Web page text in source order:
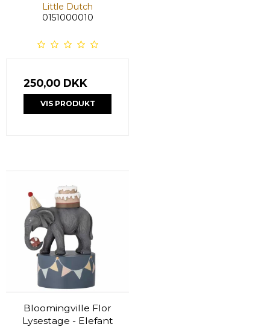
Little Dutch
0151000010
250,00 DKK
VIS PRODUKT
Bloomingville Flor
Lysestage - Elefant